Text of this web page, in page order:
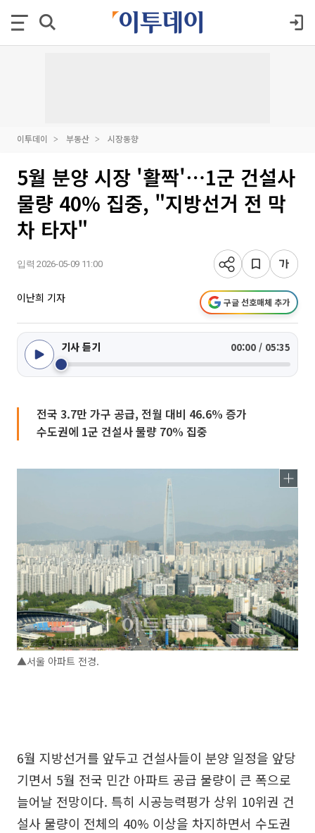
이투데이 부동산 시장동향
5월 분양 시장 '활짝'⋯1군 건설사
물량 40% 집중, "지방선거 전 막
차 타자"
입력 2026-05-09 11:00
이난희 기자 구글 선호매체 추가
기사 듣기 00:00 / 05:35
전국 3.7만 가구 공급, 전월 대비 46.6% 증가
수도권에 1군 건설사 물량 70% 집중
▲서울 아파트 전경.
6월 지방선거를 앞두고 건설사들이 분양 일정을 앞당
기면서 5월 전국 민간 아파트 공급 물량이 큰 폭으로
늘어날 전망이다. 특히 시공능력평가 상위 10위권 건
설사 물량이 전체의 40% 이상을 차지하면서 수도권